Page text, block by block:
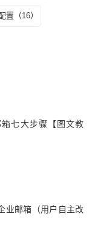
置（16）
七大步骤【图文教
业邮箱（用户自主改